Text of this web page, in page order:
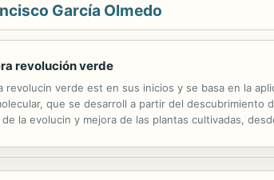
García Olmedo
revolución verde
revolucin verde est en sus inicios y se basa en la
que se desarroll a partir del descubrimiento
la evolucin y mejora de las plantas cultivadas,